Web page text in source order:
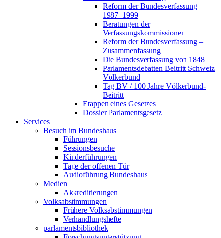
Reform der Bundesverfassung
1987–1999
Beratungen der
Verfassungskommissionen
Reform der Bundesverfassung –
Zusammenfassung
Die Bundesverfassung von 1848
Parlamentsdebatten Beitritt Schweiz
Völkerbund
Tag BV / 100 Jahre Völkerbund-
Beitritt
Etappen eines Gesetzes
Dossier Parlamentsgesetz
Services
Besuch im Bundeshaus
Führungen
Sessionsbesuche
Kinderführungen
Tage der offenen Tür
Audioführung Bundeshaus
Medien
Akkreditierungen
Volksabstimmungen
Frühere Volksabstimmungen
Verhandlungshefte
parlamentsbibliothek